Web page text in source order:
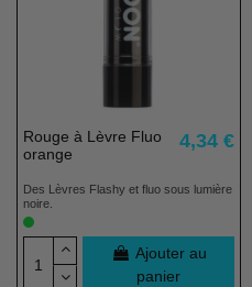
Rouge à Lèvre Fluo
orange
4,34 €
Des Lèvres Flashy et fluo sous lumière
noire.
Ajouter au
panier